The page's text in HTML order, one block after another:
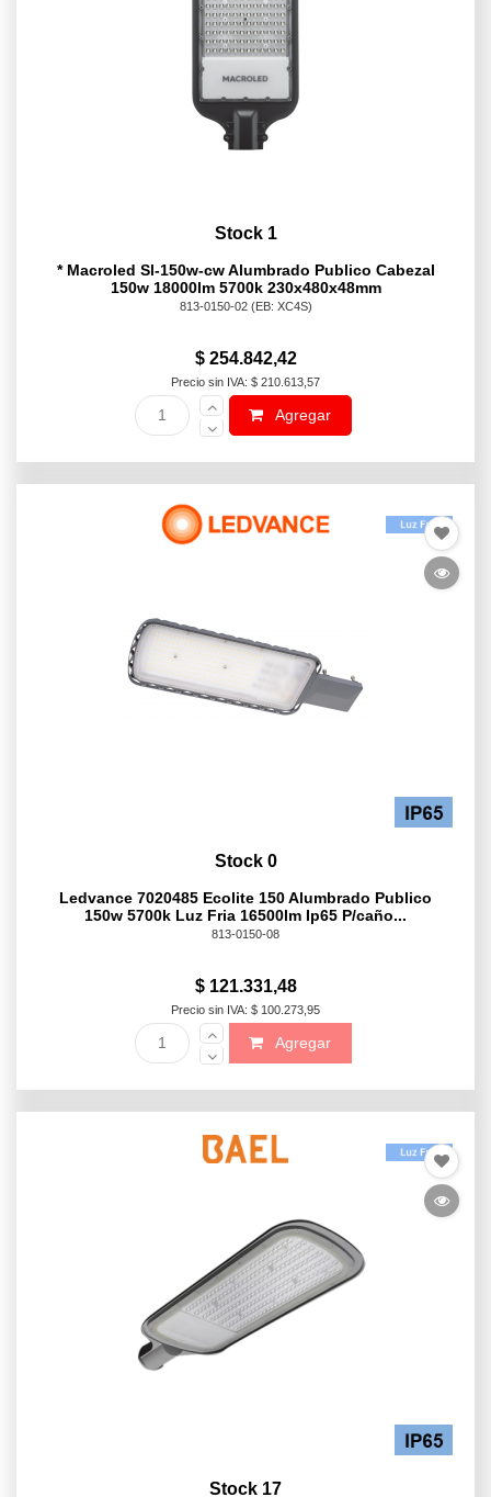
Stock 1
* Macroled Sl-150w-cw Alumbrado Publico Cabezal
150w 18000lm 5700k 230x480x48mm
813-0150-02(EB: XC4S)
$ 254.842,42
Precio sin IVA: $ 210.613,57
Agregar
Stock 0
Ledvance 7020485 Ecolite 150 Alumbrado Publico
150w 5700k Luz Fria 16500lm Ip65 P/caño...
813-0150-08
$ 121.331,48
Precio sin IVA: $ 100.273,95
Agregar
Stock 17